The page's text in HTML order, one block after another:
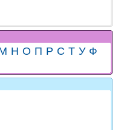
Н О П Р С Т У Ф